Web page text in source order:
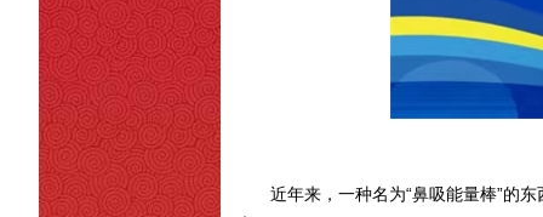
近年来，一种名为“鼻吸能量棒”的